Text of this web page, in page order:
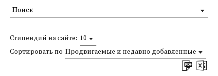
Стипендий на сайте: 10
Сортировать по Продвигаемые и недавно добавленные
Поиск